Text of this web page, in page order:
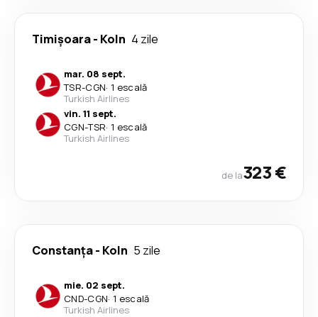
Timișoara- Koln 4 zile
mar. 08 sept.
TSR-CGN· 1 escală
Turkish Airlines
vin. 11 sept.
CGN-TSR· 1 escală
Turkish Airlines
de la323 €
Constanța- Koln 5 zile
mie. 02 sept.
CND-CGN· 1 escală
Turkish Airlines